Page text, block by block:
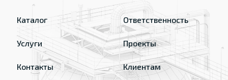
Каталог
Услуги
Контакты
Ответственность
Проекты
Клиентам